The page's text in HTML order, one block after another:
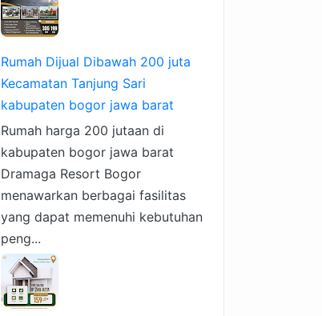
Rumah Dijual Dibawah 200 juta
Kecamatan Tanjung Sari
kabupaten bogor jawa barat
Rumah harga 200 jutaan di
kabupaten bogor jawa barat
Dramaga Resort Bogor
menawarkan berbagai fasilitas
yang dapat memenuhi kebutuhan
peng...